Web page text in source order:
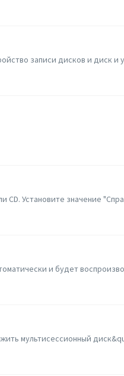
записи дисков и диск и
CD. Установите значение
и будет
мультисессионный